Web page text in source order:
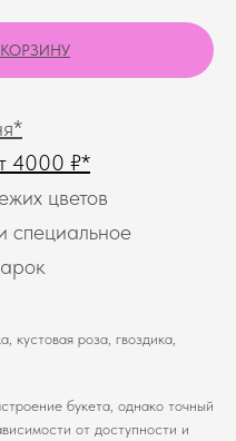
4000 ₽*
цветов
специальное
кустовая роза, гвоздика,
букета, однако точный
от доступности и